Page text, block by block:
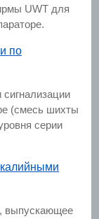
UWT для
по
(смесь шихты
серии
выпускающее